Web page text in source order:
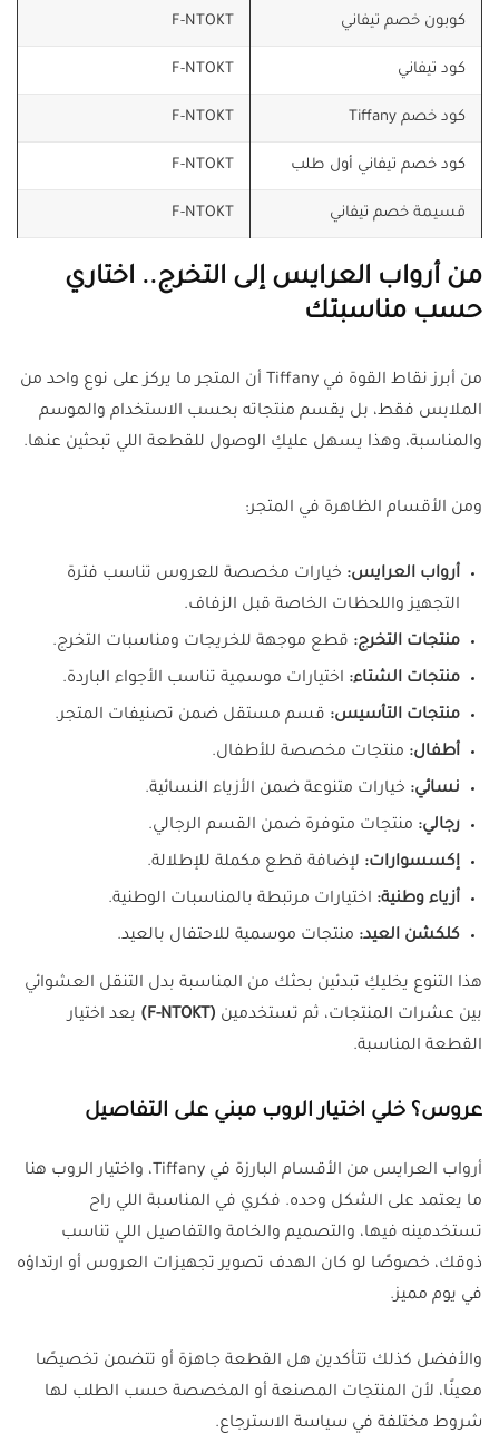
كوبون خصم تيفاني F-NTOKT
كود تيفاني F-NTOKT
كود خصم Tiffany F-NTOKT
كود خصم تيفاني أول طلب F-NTOKT
قسيمة خصم تيفاني F-NTOKT
من أرواب العرايس إلى التخرج.. اختاري
حسب مناسبتك
من أبرز نقاط القوة في Tiffany أن المتجر ما يركز على نوع واحد من
الملابس فقط، بل يقسم منتجاته بحسب الاستخدام والموسم
والمناسبة، وهذا يسهل عليكِ الوصول للقطعة اللي تبحثين عنها.
ومن الأقسام الظاهرة في المتجر:
أرواب العرايس: خيارات مخصصة للعروس تناسب فترة
التجهيز واللحظات الخاصة قبل الزفاف.
منتجات التخرج: قطع موجهة للخريجات ومناسبات التخرج.
منتجات الشتاء: اختيارات موسمية تناسب الأجواء الباردة.
منتجات التأسيس: قسم مستقل ضمن تصنيفات المتجر.
أطفال: منتجات مخصصة للأطفال.
نسائي: خيارات متنوعة ضمن الأزياء النسائية.
رجالي: منتجات متوفرة ضمن القسم الرجالي.
إكسسوارات: لإضافة قطع مكملة للإطلالة.
أزياء وطنية: اختيارات مرتبطة بالمناسبات الوطنية.
كلكشن العيد: منتجات موسمية للاحتفال بالعيد.
هذا التنوع يخليكِ تبدئين بحثك من المناسبة بدل التنقل العشوائي
بين عشرات المنتجات، ثم تستخدمين (F-NTOKT)
بعد اختيار
القطعة المناسبة.
عروس؟ خلي اختيار الروب مبني على التفاصيل
أرواب العرايس من الأقسام البارزة في Tiffany، واختيار الروب هنا
ما يعتمد على الشكل وحده. فكري في المناسبة اللي راح
تستخدمينه فيها، والتصميم والخامة والتفاصيل اللي تناسب
ذوقك، خصوصًا لو كان الهدف تصوير تجهيزات العروس أو ارتداؤه
في يوم مميز.
والأفضل كذلك تتأكدين هل القطعة جاهزة أو تتضمن تخصيصًا
معينًا، لأن المنتجات المصنعة أو المخصصة حسب الطلب لها
شروط مختلفة في سياسة الاسترجاع.